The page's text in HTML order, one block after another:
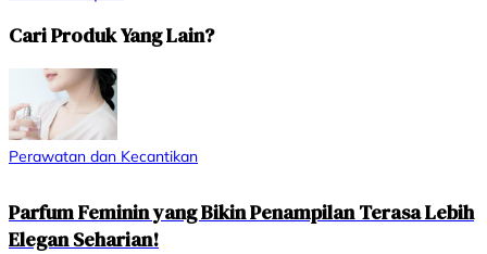
Cari Produk Yang Lain?
Perawatan dan Kecantikan
Parfum Feminin yang Bikin Penampilan Terasa Lebih
Elegan Seharian!